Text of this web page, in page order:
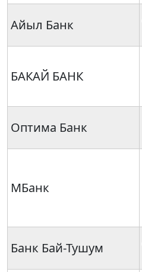
Айыл Банк
БАКАЙ БАНК
Оптима Банк
МБанк
Банк Бай-Тушум